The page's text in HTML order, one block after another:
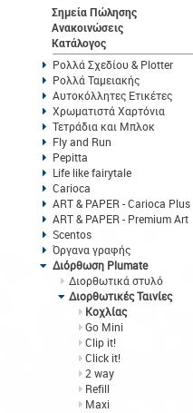
Σημεία Πώλησης
Ανακοινώσεις
Κατάλογος
Ρολλά Σχεδίου & Plotter
Ρολλά Ταμειακής
Αυτοκόλλητες Ετικέτες
Χρωματιστά Χαρτόνια
Τετράδια και Μπλοκ
Fly and Run
Pepitta
Life like fairytale
Carioca
ART & PAPER - Carioca Plus
ART & PAPER - Premium Art
Scentos
Όργανα γραφής
Διόρθωση Plumate
Διορθωτικά στυλό
Διορθωτικές Ταινίες
Κοχλίας
Go Mini
Clip it!
Click it!
2 way
Refill
Maxi